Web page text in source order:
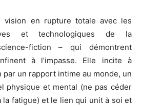
vision en rupture totale avec les
et technologiques de la
fiction – qui démontrent
à l’impasse. Elle incite à
par un rapport intime au monde, un
physique et mental (ne pas céder
la fatigue) et le lien qui unit à soi et